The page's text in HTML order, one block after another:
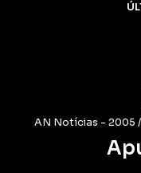
AN Notícias - 2005